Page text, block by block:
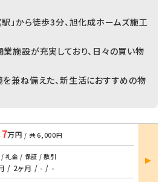
」から徒歩3分、旭化成ホームズ施工
施設が充実しており、日々の買い物
兼ね備えた、新生活におすすめの物
万円 / 共6,000円
/ 礼金 / 保証 / 敷引
/ 2ヶ月 / - / -
部屋
詳細